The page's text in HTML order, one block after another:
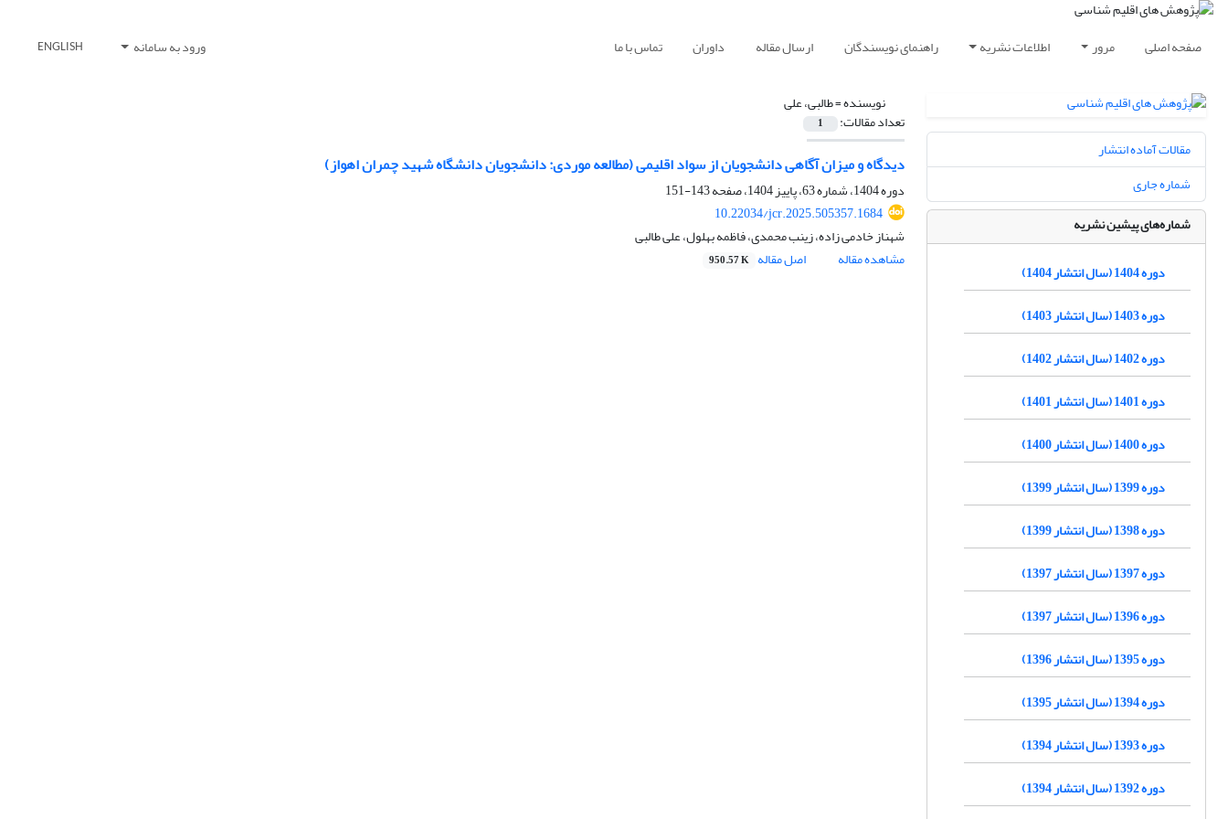
صفحه اصلی مرور اطلاعات نشریه راهنمای نویسندگان ارسال مقاله داوران تماس با ما ورود به سامانه ENGLISH
نویسنده =طالبی، علی
تعداد مقالات: 1
دیدگاه و میزان آگاهی دانشجویان از سواد اقلیمی (مطالعه موردی: دانشجویان دانشگاه شهید چمران اهواز)
دوره 1404، شماره 63، پاییز 1404، صفحه
143-151
10.22034/jcr.2025.505357.1684
شهناز خادمی زاده، زینب محمدی، فاظمه بهلول، علی طالبی
مشاهده مقاله
اصل مقاله 950.57 K
مقالات آماده انتشار
شماره جاری
شماره‌های پیشین نشریه
دوره 1404 (سال انتشار 1404)
دوره 1403 (سال انتشار 1403)
دوره 1402 (سال انتشار 1402)
دوره 1401 (سال انتشار 1401)
دوره 1400 (سال انتشار 1400)
دوره 1399 (سال انتشار 1399)
دوره 1398 (سال انتشار 1399)
دوره 1397 (سال انتشار 1397)
دوره 1396 (سال انتشار 1397)
دوره 1395 (سال انتشار 1396)
دوره 1394 (سال انتشار 1395)
دوره 1393 (سال انتشار 1394)
دوره 1392 (سال انتشار 1394)